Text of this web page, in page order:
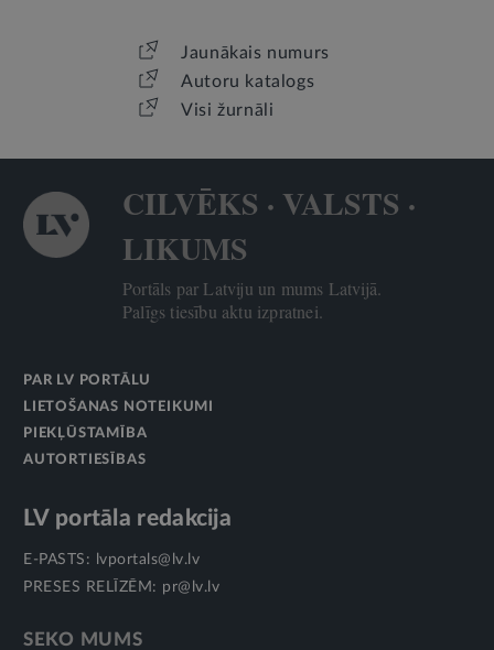
Jaunākais numurs
Autoru katalogs
Visi žurnāli
CILVĒKS · VALSTS ·
LIKUMS
Portāls par Latviju un mums Latvijā.
Palīgs tiesību aktu izpratnei.
PAR LV PORTĀLU
LIETOŠANAS NOTEIKUMI
PIEKĻŪSTAMĪBA
AUTORTIESĪBAS
LV portāla redakcija
E-PASTS:
lvportals@lv.lv
PRESES RELĪZĒM: pr@lv.lv
SEKO MUMS